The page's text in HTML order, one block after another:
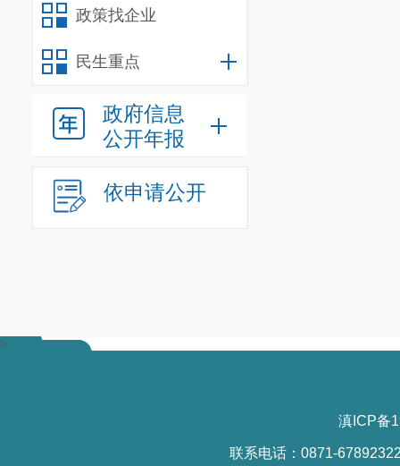
政策找企业
民生重点
政府信息
公开年报
依申请公开
>
滇ICP备
联系电话：0871-